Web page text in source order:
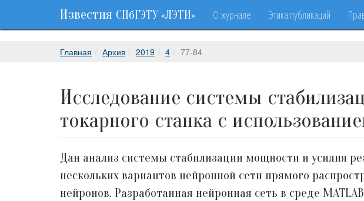
Известия СПбГЭТУ «ЛЭТИ» О журнале Этика публикаций
Главная Архив 2019 4 77-84
Исследование системы
токарного станка с
Дан анализ системы стабилизации мощности и усилия
нескольких вариантов нейронной сети прямого
нейронов. Разработанная нейронная сеть в среде